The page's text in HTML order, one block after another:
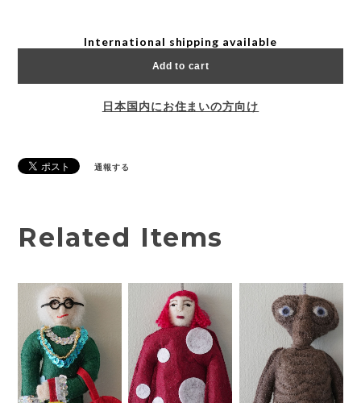
International shipping available
Add to cart
日本国内にお住まいの方向け
通報する
Related Items